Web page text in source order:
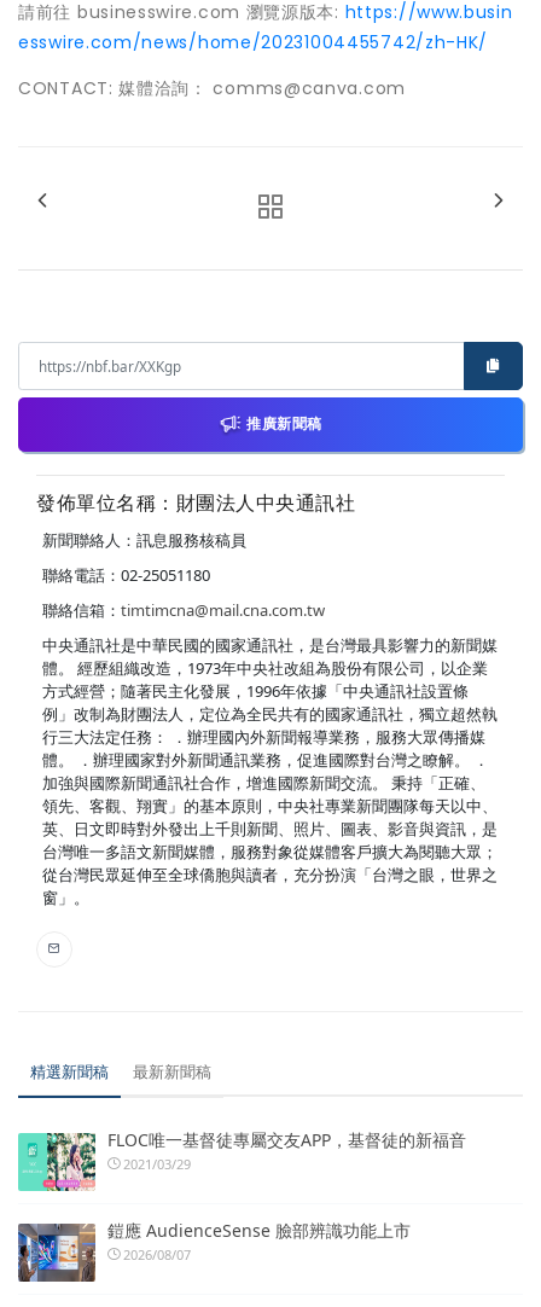
請前往 businesswire.com 瀏覽源版本: https://www.busin
esswire.com/news/home/20231004455742/zh-HK/
CONTACT: 媒體洽詢： comms@canva.com
推廣新聞稿
發佈單位名稱：財團法人中央通訊社
新聞聯絡人：訊息服務核稿員
聯絡電話：02-25051180
聯絡信箱： timtimcna@mail.cna.com.tw
中央通訊社是中華民國的國家通訊社，是台灣最具影響力的新聞媒
體。 經歷組織改造，1973年中央社改組為股份有限公司，以企業
方式經營；隨著民主化發展，1996年依據「中央通訊社設置條
例」改制為財團法人，定位為全民共有的國家通訊社，獨立超然執
行三大法定任務： ．辦理國內外新聞報導業務，服務大眾傳播媒
體。 ．辦理國家對外新聞通訊業務，促進國際對台灣之瞭解。 ．
加強與國際新聞通訊社合作，增進國際新聞交流。 秉持「正確、
領先、客觀、翔實」的基本原則，中央社專業新聞團隊每天以中、
英、日文即時對外發出上千則新聞、照片、圖表、影音與資訊，是
台灣唯一多語文新聞媒體，服務對象從媒體客戶擴大為閱聽大眾；
從台灣民眾延伸至全球僑胞與讀者，充分扮演「台灣之眼，世界之
窗」。
精選新聞稿 最新新聞稿
FLOC唯一基督徒專屬交友APP，基督徒的新福音
2021/03/29
鎧應 AudienceSense 臉部辨識功能上市
2026/08/07